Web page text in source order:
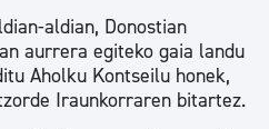
aldian, Donostian
aurrera egiteko gaia landu
Aholku Kontseilu honek,
Iraunkorraren bitartez.